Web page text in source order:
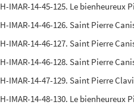
H-IMAR-14-45-125. Le bienheureux
H-IMAR-14-46-126. Saint Pierre
H-IMAR-14-46-127. Saint Pierre
H-IMAR-14-46-128. Saint Pierre
H-IMAR-14-47-129. Saint Pierre
H-IMAR-14-48-130. Le bienheureux